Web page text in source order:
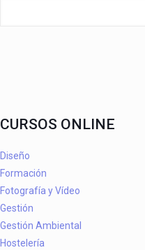
CURSOS ONLINE
Diseño
Formación
Fotografía y Vídeo
Gestión
Gestión Ambiental
Hostelería